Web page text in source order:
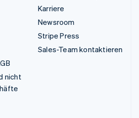
nicht
Karriere
Newsroom
Stripe Press
Sales-Team kontaktieren